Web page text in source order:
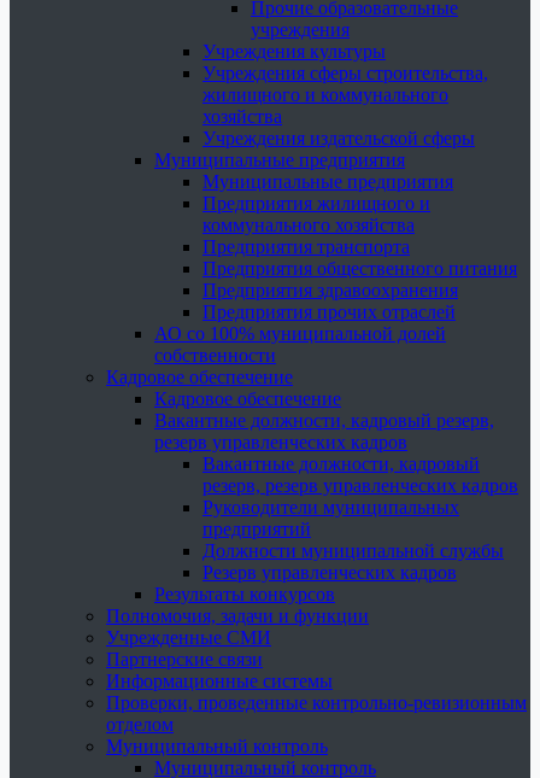
Прочие образовательные
учреждения
Учреждения культуры
Учреждения сферы строительства,
жилищного и коммунального
хозяйства
Учреждения издательской сферы
Муниципальные предприятия
Муниципальные предприятия
Предприятия жилищного и
коммунального хозяйства
Предприятия транспорта
Предприятия общественного питания
Предприятия здравоохранения
Предприятия прочих отраслей
АО со 100% муниципальной долей
собственности
Кадровое обеспечение
Кадровое обеспечение
Вакантные должности, кадровый резерв,
резерв управленческих кадров
Вакантные должности, кадровый
резерв, резерв управленческих кадров
Руководители муниципальных
предприятий
Должности муниципальной службы
Резерв управленческих кадров
Результаты конкурсов
Полномочия, задачи и функции
Учрежденные СМИ
Партнерские связи
Информационные системы
Проверки, проведенные контрольно-ревизионным
отделом
Муниципальный контроль
Муниципальный контроль